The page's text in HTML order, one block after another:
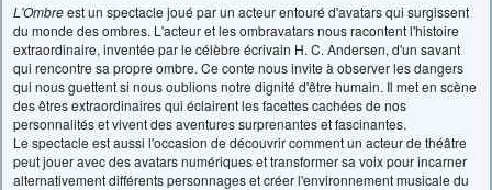
L'Ombreest un spectacle joué par un acteur entouré d'avatars qui surgissent
du monde des ombres. L'acteur et les ombravatars nous racontent l'histoire
extraordinaire, inventée par le célèbre écrivain H. C. Andersen, d'un savant
qui rencontre sa propre ombre. Ce conte nous invite à observer les dangers
qui nous guettent si nous oublions notre dignité d'être humain. Il met en scène
des êtres extraordinaires qui éclairent les facettes cachées de nos
personnalités et vivent des aventures surprenantes et fascinantes.
Le spectacle est aussi l'occasion de découvrir comment un acteur de théâtre
peut jouer avec des avatars numériques et transformer sa voix pour incarner
alternativement différents personnages et créer l'environnement musicale du